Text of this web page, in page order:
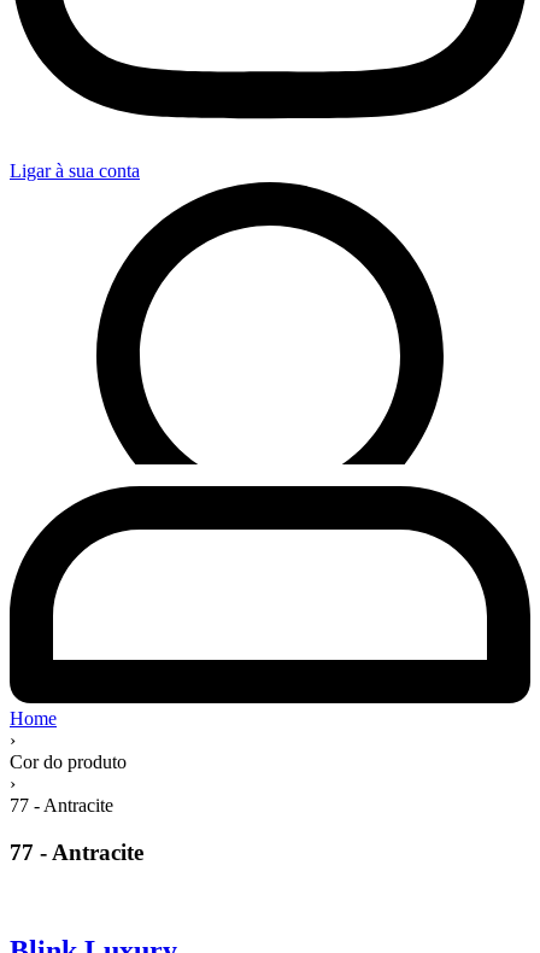
Ligar à sua conta
Home
›
Cor do produto
›
77 - Antracite
77 - Antracite